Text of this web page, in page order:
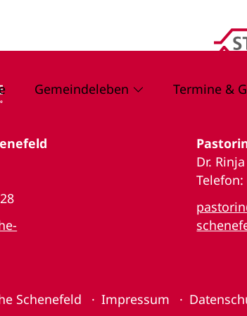
Gemeindeleben Termine &
Dr.
Telefon:
Schenefeld Impressum